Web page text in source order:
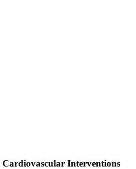
Interventions